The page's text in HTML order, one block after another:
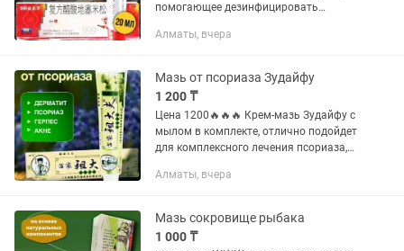
помогающее дезинфицировать
развитие воспаления. Она назначается
Алматы, вчера
Мазь от псориаза Зудайфу
1 200 ₸
Цена 1200🔥🔥🔥 Крем-мазь Зудайфу с
мылом в комплекте, отлично подойдет
для комплексного лечения псориаза,
грибковых и инфекционных
Средство...
Алматы, вчера
Мазь сокровище рыбака
1 000 ₸